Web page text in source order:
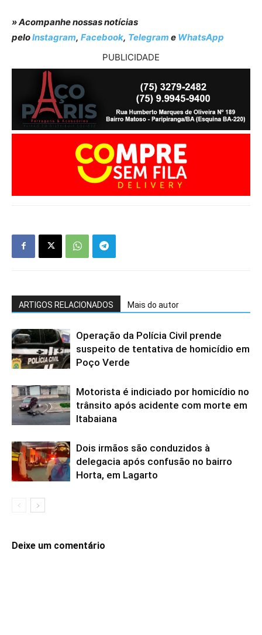
» Acompanhe nossas notícias
peloInstagram, Facebook, Telegram e WhatsApp
PUBLICIDADE
ARTIGOS RELACIONADOS Mais do autor
Operação da Polícia Civil prende
suspeito de tentativa de homicídio em
Poço Verde
Motorista é indiciado por homicídio no
trânsito após acidente com morte em
Itabaiana
Dois irmãos são conduzidos à
delegacia após confusão no bairro
Horta, em Lagarto
Deixe um comentário